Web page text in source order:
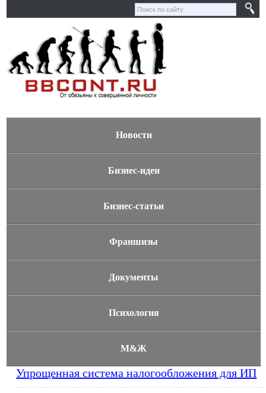
Новости
Бизнес-идеи
Бизнес-статьи
Франшизы
Документы
Психология
М&Ж
Упрощенная система налогообложения для ИП